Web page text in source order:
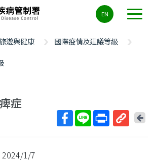
EN
遊與健康
國際疫情及建議等級
症
回
2024/1/7